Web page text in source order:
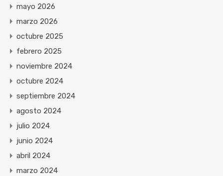
mayo 2026
marzo 2026
octubre 2025
febrero 2025
noviembre 2024
octubre 2024
septiembre 2024
agosto 2024
julio 2024
junio 2024
abril 2024
marzo 2024